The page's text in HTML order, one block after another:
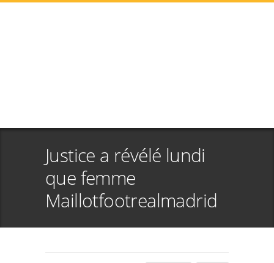
Justice a révélé lundi
que femme
Maillotfootrealmadrid